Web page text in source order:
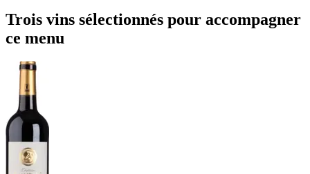
Trois vins sélectionnés pour accompagner
ce menu